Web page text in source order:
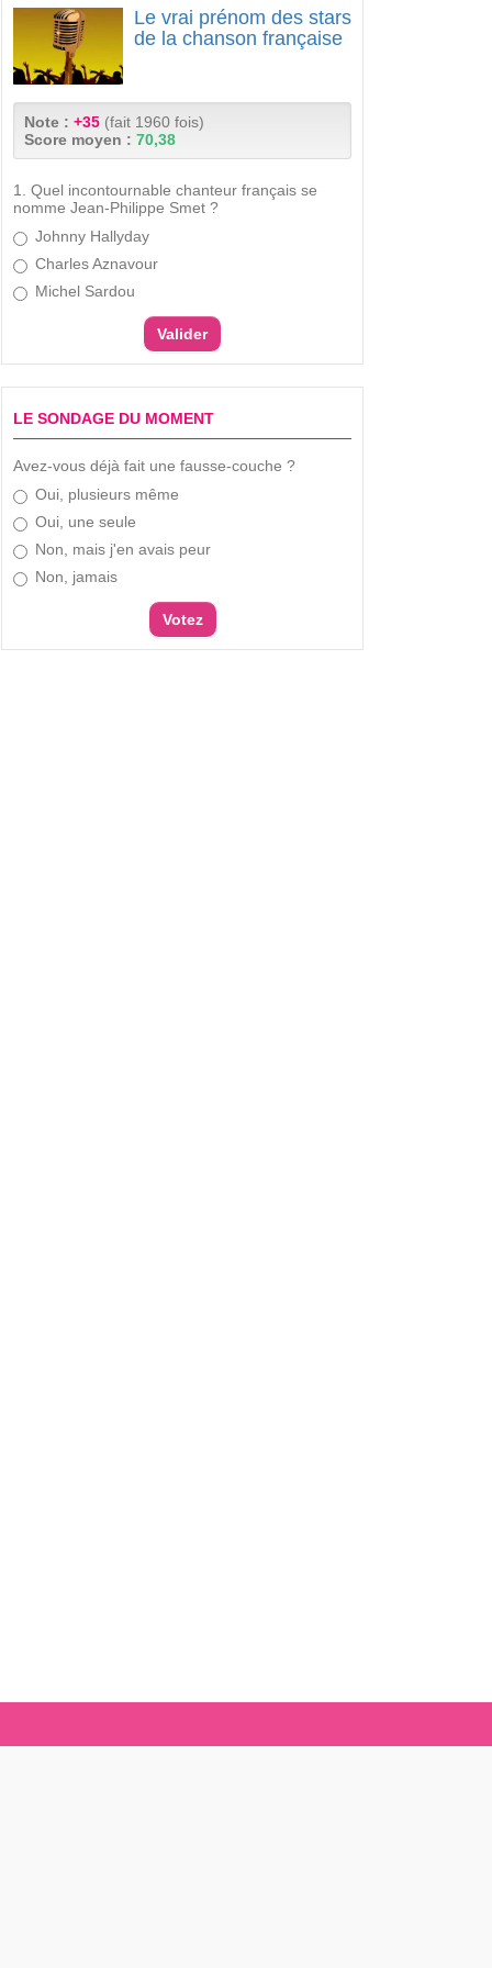
Le vrai prénom des stars
de la chanson française
Note : +35 (fait 1960 fois)
Score moyen : 70,38
1. Quel incontournable chanteur français se
nomme Jean-Philippe Smet ?
Johnny Hallyday
Charles Aznavour
Michel Sardou
LE SONDAGE DU MOMENT
Avez-vous déjà fait une fausse-couche ?
Oui, plusieurs même
Oui, une seule
Non, mais j'en avais peur
Non, jamais